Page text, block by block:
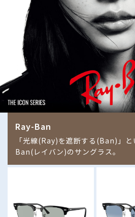
Ray-Ban
「光線(Ray)を遮断する(Ban)」
Ban(レイバン)のサングラス。